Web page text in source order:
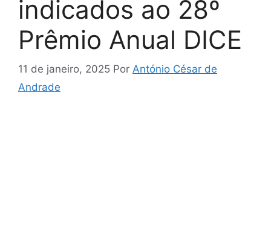
indicados ao 28º
Prêmio Anual DICE
11 de janeiro, 2025 Por António César de
Andrade